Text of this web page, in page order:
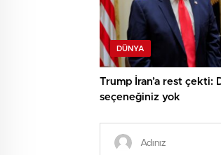
DÜNYA
Trump İran’a rest çekti:
seçeneğiniz yok